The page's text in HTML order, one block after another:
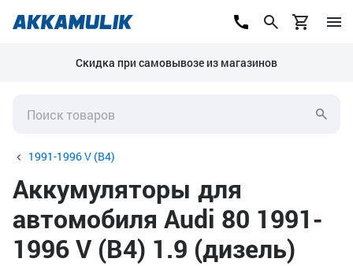
Скидка при самовывозе из магазинов
1991-1996 V (B4)
Аккумуляторы для
автомобиля Audi 80 1991-
1996 V (B4) 1.9 (дизель)